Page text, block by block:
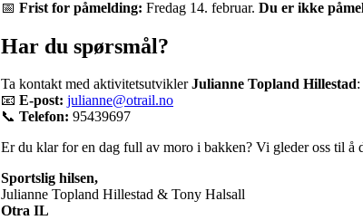
📅 Frist for påmelding: Fredag 14. februar. Du er ikke
Har du spørsmål?
Ta kontakt med aktivitetsutviklerJulianne Topland Hillestad:
📧 E-post: julianne@otrail.no
📞 Telefon: 95439697
Er du klar for en dag full av moro i bakken? Vi gleder oss til å
Sportslig hilsen,
Julianne Topland Hillestad & Tony Halsall
Otra IL